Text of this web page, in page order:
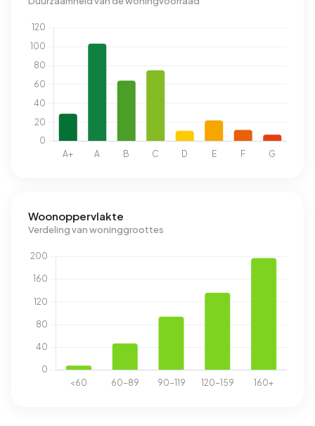
Woonoppervlakte
Verdeling van woninggroottes